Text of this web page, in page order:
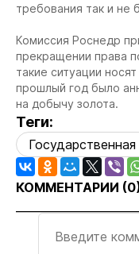
требования так и не
Комиссия Роснедр
прекращении права
такие ситуации
прошлый год было
на добычу золота.
Теги:
КОММЕНТАРИИ (0